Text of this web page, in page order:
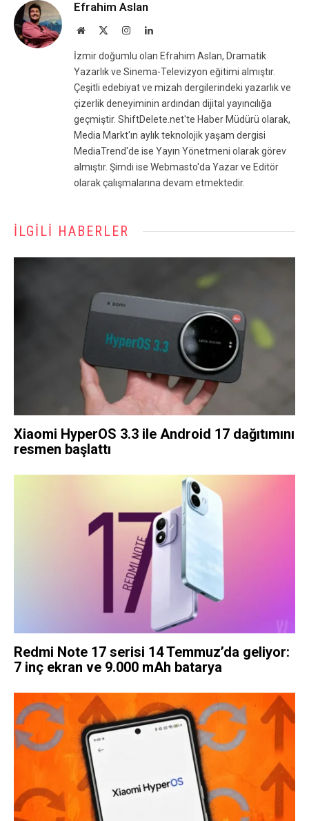
Efrahim Aslan
Website InstagramLinkedIn
İzmir doğumlu olan Efrahim Aslan, Dramatik
Yazarlık ve Sinema-Televizyon eğitimi almıştır.
Çeşitli edebiyat ve mizah dergilerindeki yazarlık ve
çizerlik deneyiminin ardından dijital yayıncılığa
geçmiştir. ShiftDelete.net'te Haber Müdürü olarak,
Media Markt'ın aylık teknolojik yaşam dergisi
MediaTrend'de ise Yayın Yönetmeni olarak görev
almıştır. Şimdi ise Webmasto'da Yazar ve Editör
olarak çalışmalarına devam etmektedir.
İLGILI HABERLER
Xiaomi HyperOS 3.3 ile Android 17 dağıtımını
resmen başlattı
Redmi Note 17 serisi 14 Temmuz’da geliyor:
7 inç ekran ve 9.000 mAh batarya